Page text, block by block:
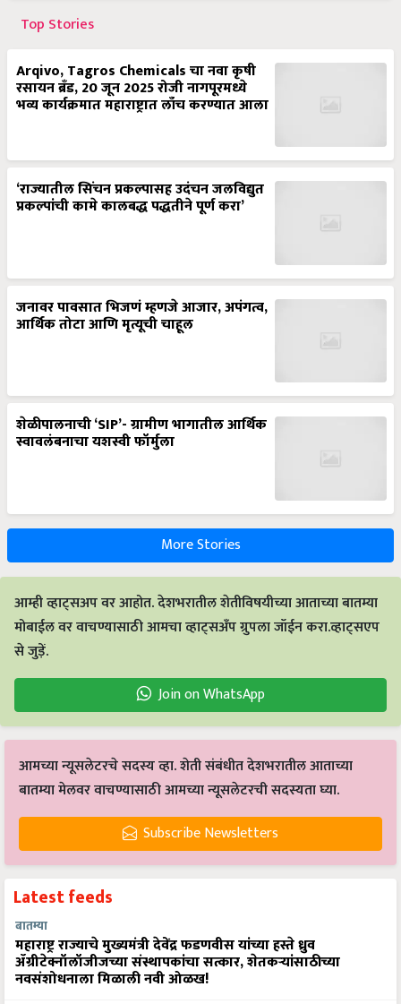
Top Stories
Arqivo, Tagros Chemicals चा नवा कृषी
रसायन ब्रँड, 20 जून 2025 रोजी नागपूरमध्ये
भव्य कार्यक्रमात महाराष्ट्रात लाँच करण्यात आला
‘राज्यातील सिंचन प्रकल्पासह उदंचन जलविद्युत
प्रकल्पांची कामे कालबद्ध पद्धतीने पूर्ण करा’
जनावर पावसात भिजणं म्हणजे आजार, अपंगत्व,
आर्थिक तोटा आणि मृत्यूची चाहूल
शेळीपालनाची ‘SIP’- ग्रामीण भागातील आर्थिक
स्वावलंबनाचा यशस्वी फॉर्मुला
More Stories
आम्ही व्हाट्सअप वर आहोत. देशभरातील शेतीविषयीच्या आताच्या बातम्या
मोबाईल वर वाचण्यासाठी आमचा व्हाट्सअँप ग्रुपला जॉईन करा.व्हाट्सएप
से जुड़ें.
Join on WhatsApp
आमच्या न्यूसलेटरचे सदस्य व्हा. शेती संबंधीत देशभरातील आताच्या
बातम्या मेलवर वाचण्यासाठी आमच्या न्यूसलेटरची सदस्यता घ्या.
Subscribe Newsletters
Latest feeds
बातम्या
महाराष्ट्र राज्याचे मुख्यमंत्री देवेंद्र फडणवीस यांच्या हस्ते ध्रुव
ॲग्रीटेक्नॉलॉजीजच्या संस्थापकांचा सत्कार, शेतकऱ्यांसाठीच्या
नवसंशोधनाला मिळाली नवी ओळख!